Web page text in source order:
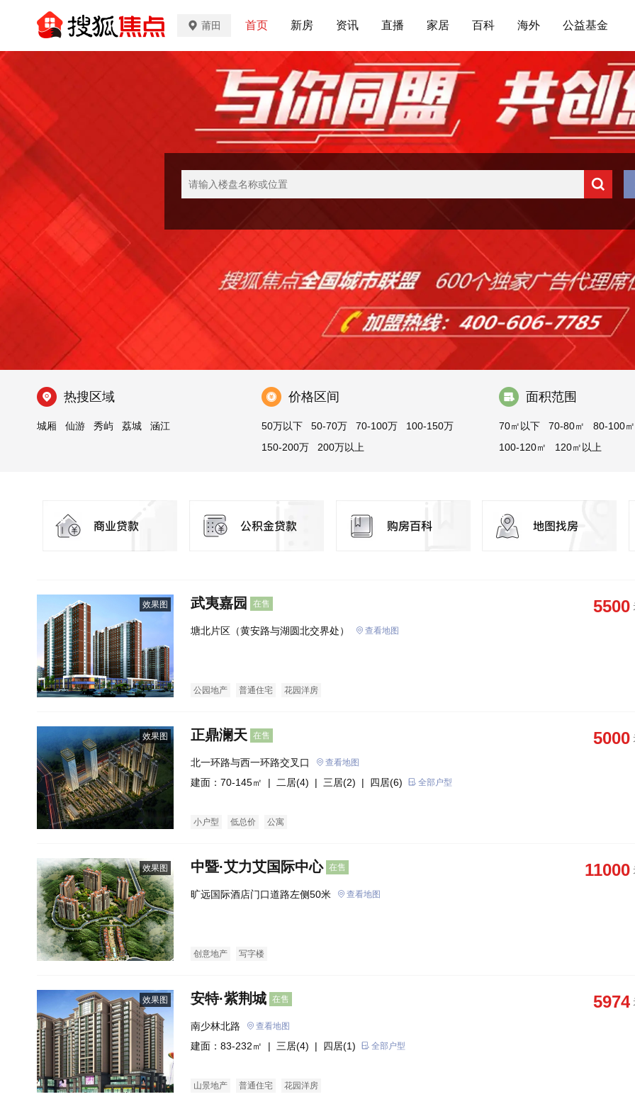
莆田 首页 新房 资讯 直播 家居 百科 海外 公益基金
热搜区域
城厢 仙游 秀屿 荔城 涵江
价格区间
50万以下 50-70万 70-100万
100-150万
150-200万
200万以上
面积范围
70㎡以下 70-80㎡
80-100㎡
100-120㎡
120㎡以上
效果图 武夷嘉园 在售 5500
塘北片区（黄安路与湖圆北交界处） 查看地图
公园地产 普通住宅 花园洋房
效果图 正鼎澜天 在售 5000
北一环路与西一环路交叉口 查看地图
建面：70-145㎡ | 二居(4) | 三居(2) | 四居(6) 全部户型
小户型 低总价 公寓
效果图 中暨·艾力艾国际中心 在售 11000
旷远国际酒店门口道路左侧50米 查看地图
创意地产 写字楼
效果图 安特·紫荆城 在售 5974
南少林北路 查看地图
建面：83-232㎡ | 三居(4) | 四居(1) 全部户型
山景地产 普通住宅 花园洋房